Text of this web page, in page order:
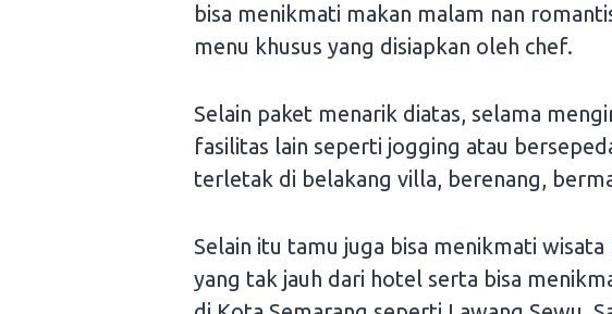
bisa menikmati makan malam nan
menu khusus yang disiapkan oleh chef.
Selain paket menarik diatas, selama
fasilitas lain seperti jogging atau
terletak di belakang villa, berenang,
Selain itu tamu juga bisa menikmati
yang tak jauh dari hotel serta bisa